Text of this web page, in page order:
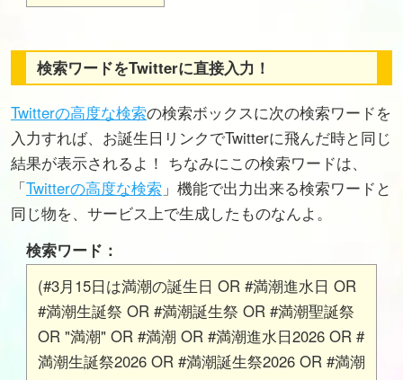
検索ワードをTwitterに直接入力！
Twitterの高度な検索の検索ボックスに次の検索ワードを
入力すれば、お誕生日リンクでTwitterに飛んだ時と同じ
結果が表示されるよ！ ちなみにこの検索ワードは、
「Twitterの高度な検索 」機能で出力出来る検索ワードと
同じ物を、サービス上で生成したものなんよ。
検索ワード：
(#3月15日は満潮の誕生日 OR #満潮進水日 OR
#満潮生誕祭 OR #満潮誕生祭 OR #満潮聖誕祭
OR "満潮" OR #満潮 OR #満潮進水日2026 OR #
満潮生誕祭2026 OR #満潮誕生祭2026 OR #満潮